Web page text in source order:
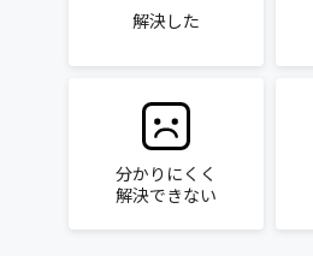
解決した
分かりにくく
解決できない